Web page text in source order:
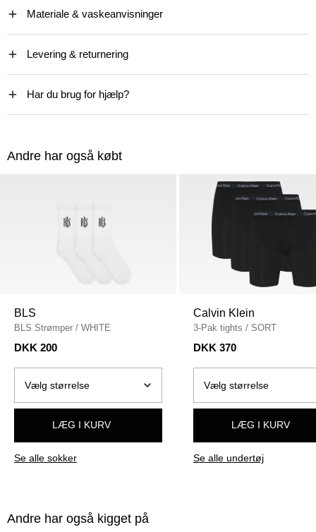
Materiale & vaskeanvisninger
Levering & returnering
Har du brug for hjælp?
Andre har også købt
BLS
BLS Strømper / WHITE
DKK 200
LÆG I KURV
Se alle sokker
Calvin Klein
3-Pak tights / SORT
DKK 370
LÆG I KURV
Se alle undertøj
Andre har også kigget på